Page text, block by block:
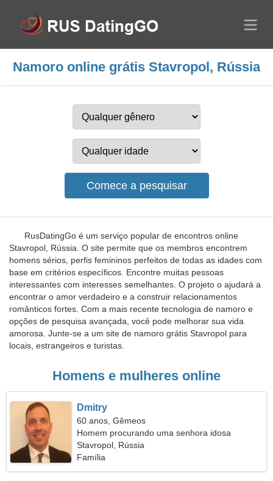
Namoro online grátis Stavropol, Rússia
RusDatingGo é um serviço popular de encontros online
Stavropol, Rússia. O site permite que os membros encontrem
homens sérios, perfis femininos perfeitos de todas as idades com
base em critérios específicos. Encontre muitas pessoas
interessantes com interesses semelhantes. O projeto o ajudará a
encontrar o amor verdadeiro e a construir relacionamentos
românticos fortes. Com a mais recente tecnologia de namoro e
opções de pesquisa avançada, você pode melhorar sua vida
amorosa. Junte-se a um site de namoro grátis Stavropol para
locais, estrangeiros e turistas.
Homens e mulheres online
Dmitry
60 anos, Gêmeos
Homem procurando uma senhora idosa
Stavropol, Rússia
Família